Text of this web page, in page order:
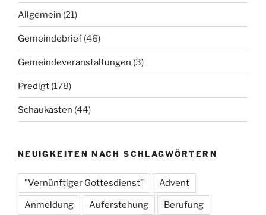
Allgemein (21)
Gemeindebrief (46)
Gemeindeveranstaltungen (3)
Predigt (178)
Schaukasten (44)
NEUIGKEITEN NACH SCHLAGWÖRTERN
"Vernünftiger Gottesdienst" Advent
Anmeldung Auferstehung Berufung